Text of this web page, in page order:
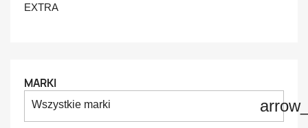
EXTRA
MARKI
Wszystkie marki